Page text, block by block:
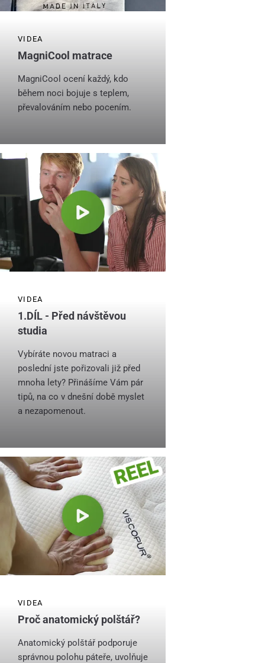
VIDEA
MagniCool matrace
MagniCool ocení každý, kdo
během noci bojuje s teplem,
převalováním nebo pocením.
VIDEA
1.DÍL - Před návštěvou
studia
Vybíráte novou matraci a
poslední jste pořizovali již před
mnoha lety? Přinášíme Vám pár
tipů, na co v dnešní době myslet
a nezapomenout.
VIDEA
Proč anatomický polštář?
Anatomický polštář podporuje
správnou polohu páteře, uvolňuje